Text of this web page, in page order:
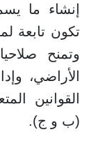
إنشاء ما
تكون تابعة
وتمنح
الأراضي،
القوانين
(ب و ج).